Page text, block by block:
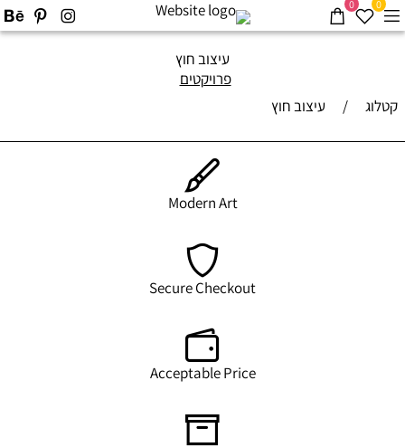
0
0
עיצוב חוץ
פרויקטים
קטלוג
/ עיצוב חוץ
Modern Art
Secure Checkout
Acceptable Price